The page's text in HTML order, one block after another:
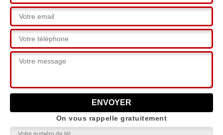
On vous rappelle gratuitement